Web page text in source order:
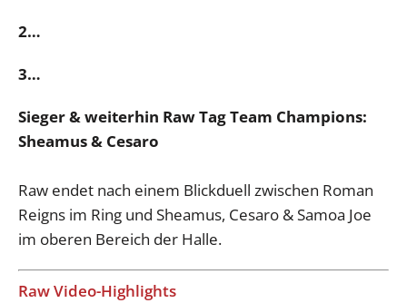
2…
3…
Sieger & weiterhin Raw Tag Team Champions:
Sheamus & Cesaro
Raw endet nach einem Blickduell zwischen Roman
Reigns im Ring und Sheamus, Cesaro & Samoa Joe
im oberen Bereich der Halle.
Raw Video-Highlights